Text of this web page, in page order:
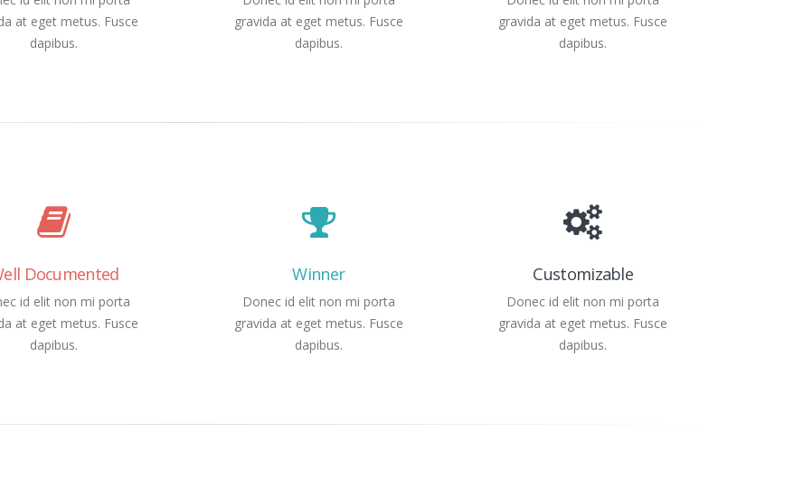
at eget metus. Fusce
dapibus.
gravida at eget metus. Fusce
dapibus.
gravida at eget metus. Fusce
dapibus.
Documented
id elit non mi porta
at eget metus. Fusce
dapibus.
Winner
Donec id elit non mi porta
gravida at eget metus. Fusce
dapibus.
Customizable
Donec id elit non mi porta
gravida at eget metus. Fusce
dapibus.